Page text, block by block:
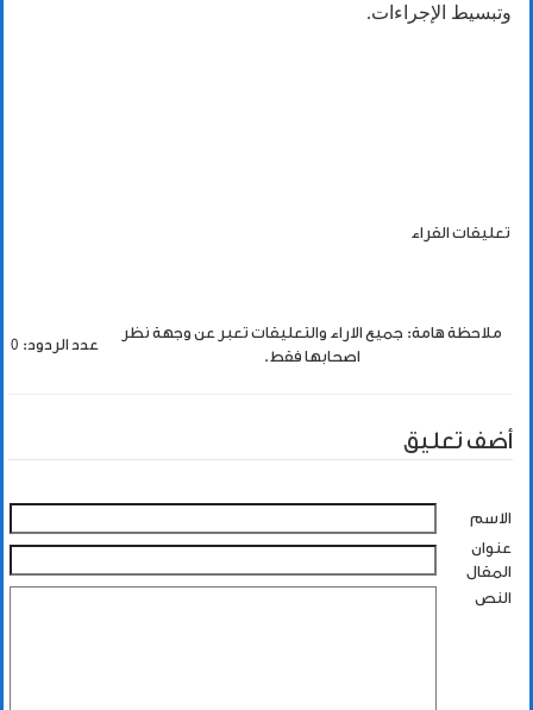
وتبسيط الإجراءات.
تعليقات القراء
ملاحظة هامة: جميع الاراء والتعليقات تعبر عن وجهة نظر
اصحابها فقط.
عدد الردود: 0
أضف تعليق
الاسم
عنوان
المقال
النص